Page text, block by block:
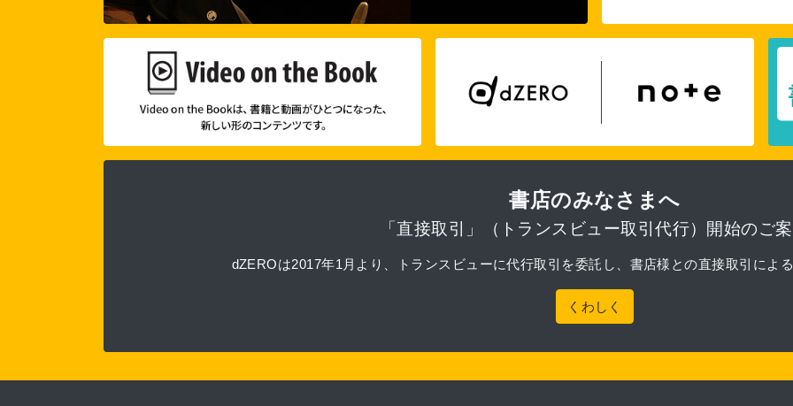
書店のみなさまへ
「直接取引」（トランスビュー取引代行）開始のご
dZEROは2017年1月より、トランスビューに代行取引を委託し、書店様との直接取引によ
くわしく